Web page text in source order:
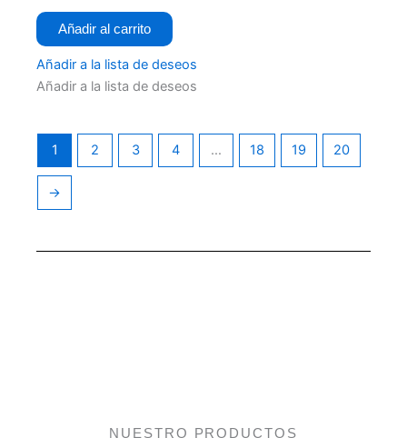
l
o
a
o
o
e
Añadir al carrito
Añadir a la lista de deseos
Añadir a la lista de deseos
1 2 3 4 … 18 19 20
→
NUESTRO PRODUCTOS